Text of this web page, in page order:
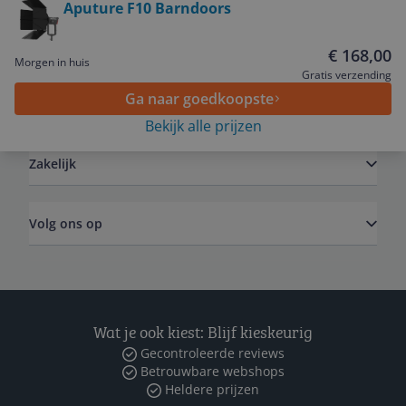
Aputure F10 Barndoors
Morgen in huis € 168,00
Gratis verzending
Ga naar goedkoopste
Bekijk alle prijzen
Service
Zakelijk
Volg ons op
Wat je ook kiest: Blijf kieskeurig
Gecontroleerde reviews
Betrouwbare webshops
Heldere prijzen